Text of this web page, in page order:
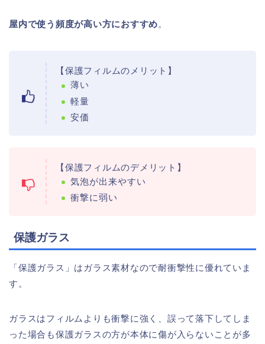
屋内で使う頻度が高い方におすすめ。
【保護フィルムのメリット】
薄い
軽量
安価
【保護フィルムのデメリット】
気泡が出来やすい
衝撃に弱い
保護ガラス
「保護ガラス」はガラス素材なので耐衝撃性に優れていま
す。
ガラスはフィルムよりも衝撃に強く、誤って落下してしま
った場合も保護ガラスの方が本体に傷が入らないことが多